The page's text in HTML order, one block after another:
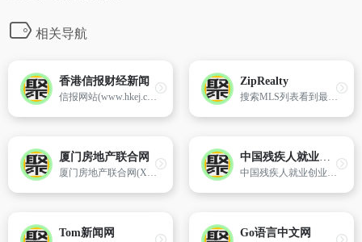
相关导航
香港信报财经新闻
信报网站(www.hkej.com)提供全天候即时香港股市、金融、经济新闻资讯和分析,致力与读者一起剖释香港、关注两岸、放眼全球政经格局。
ZipRealty
搜索MLS列表看到最新的待售房屋,获取免费的房屋价值估算,学校资料,照片,地图等,找当地的房地产专家。
厦门房地产联合网
厦门房地产联合网(XMHOUSE.COM),作为厦门房地产网站第一品牌,作为福建省人气最旺的房地产网站,XMHOUSE已成为闽南金三角和境内外了解厦门楼市的主要窗口。提供最全面最及时的房地产新闻资讯内容,为所有楼盘提供功能最全网上浏览、业主论坛和社区网站,最多的房地产精英人物个人主页,是国内房地产媒体及业内外网友公认的最受欢迎的专业网站和房地产信息库
中国残疾人就业创业网络服务平台
中国残疾人就业创业网络服务平台为残疾人提供真实准确的求职信息及公司简介,帮助残疾人更好更快更全面地了解行业招聘信息。
Tom新闻网 Go语言中文网